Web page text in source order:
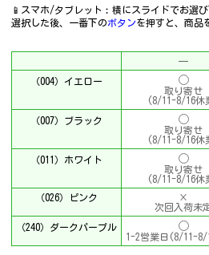
📱スマホ/タブレット︰横にスライドでお選び
選択した後、一番下のボタンを押すと、商品
─
（004）イエロー
取り寄せ
(8/11-8/16休
（007）ブラック
取り寄せ
(8/11-8/16休
（011）ホワイト
取り寄せ
(8/11-8/16休
（026）ピンク
×
次回入荷未
（240）ダークパープル
1-2営業日(8/11-8/